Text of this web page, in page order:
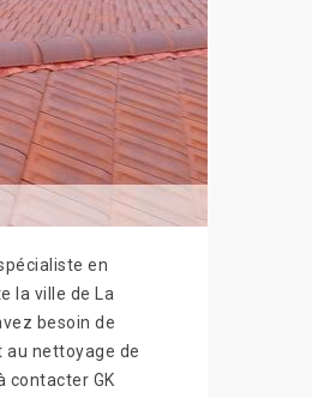
en
la ville de La
besoin de
au nettoyage de
contacter GK